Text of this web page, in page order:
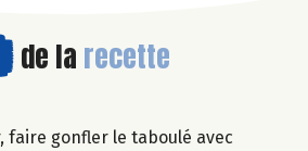
de la recette
faire gonfler le taboulé avec